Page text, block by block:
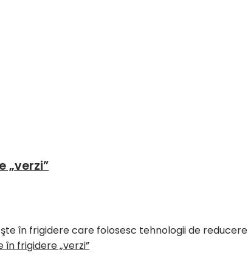
„verzi”
în frigidere care folosesc tehnologii de reducere
în frigidere „verzi”